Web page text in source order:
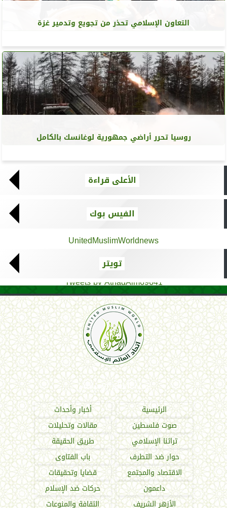
التعاون الإسلامي تحذر من تجويع وتدمير غزة
روسيا تحرر أراضي جمهورية لوغانسك بالكامل
الأعلى قراءة
الفيس بوك
UnitedMuslimWorldnews
تويتر
Tweets by AthadAlm69641
اتحاد العالم الإسلامي
الرئيسية
أخبار وأحداث
صوت فلسطين
مقالات وتحليلات
تراثنا الإسلامي
طريق الحقيقة
حوار ضد التطرف
باب الفتاوى
الاقتصاد والمجتمع
قضايا وتحقيقات
داعمون
حركات ضد الإسلام
الأزهر الشريف
الثقافة والمنوعات